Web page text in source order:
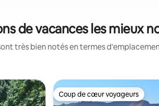
de vacances les mieux
très bien notés en termes
Coup de cœur voyageurs
Coup de cœur voyageurs